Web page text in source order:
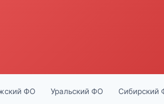
ФО Уральский ФО Сибирский